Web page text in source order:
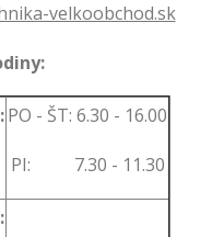
velkoobchod.sk
PO - ŠT: 6.30 - 16.00
PI: 7.30 - 11.30